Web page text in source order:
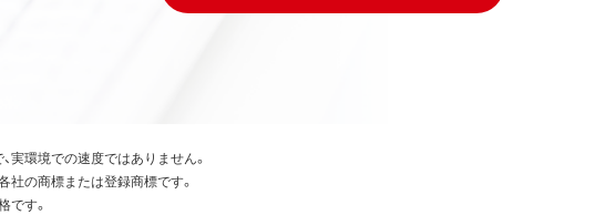
環境での速度ではありません。
社の商標または登録商標です。
です。